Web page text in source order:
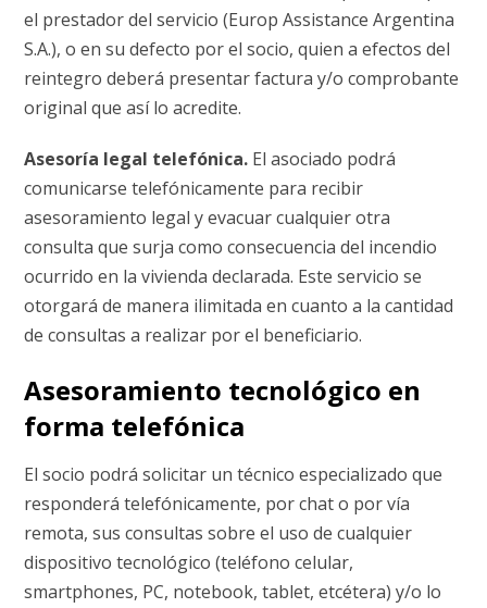
el prestador del servicio (Europ Assistance Argentina
S.A.), o en su defecto por el socio, quien a efectos del
reintegro deberá presentar factura y/o comprobante
original que así lo acredite.
Asesoría legal telefónica. El asociado podrá
comunicarse telefónicamente para recibir
asesoramiento legal y evacuar cualquier otra
consulta que surja como consecuencia del incendio
ocurrido en la vivienda declarada. Este servicio se
otorgará de manera ilimitada en cuanto a la cantidad
de consultas a realizar por el beneficiario.
Asesoramiento tecnológico en
forma telefónica
El socio podrá solicitar un técnico especializado que
responderá telefónicamente, por chat o por vía
remota, sus consultas sobre el uso de cualquier
dispositivo tecnológico (teléfono celular,
smartphones, PC, notebook, tablet, etcétera) y/o lo